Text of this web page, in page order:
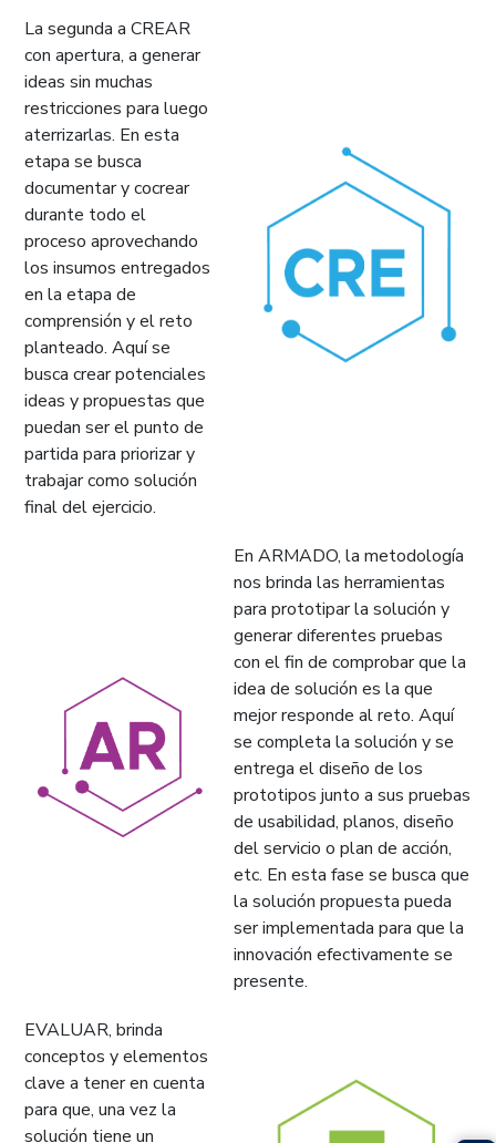
La segunda a CREAR
con apertura, a generar
ideas sin muchas
restricciones para luego
aterrizarlas. En esta
etapa se busca
documentar y cocrear
durante todo el
proceso aprovechando
los insumos entregados
en la etapa de
comprensión y el reto
planteado. Aquí se
busca crear potenciales
ideas y propuestas que
puedan ser el punto de
partida para priorizar y
trabajar como solución
final del ejercicio.
En ARMADO, la metodología
nos brinda las herramientas
para prototipar la solución y
generar diferentes pruebas
con el fin de comprobar que la
idea de solución es la que
mejor responde al reto. Aquí
se completa la solución y se
entrega el diseño de los
prototipos junto a sus pruebas
de usabilidad, planos, diseño
del servicio o plan de acción,
etc. En esta fase se busca que
la solución propuesta pueda
ser implementada para que la
innovación efectivamente se
presente.
EVALUAR, brinda
conceptos y elementos
clave a tener en cuenta
para que, una vez la
solución tiene un